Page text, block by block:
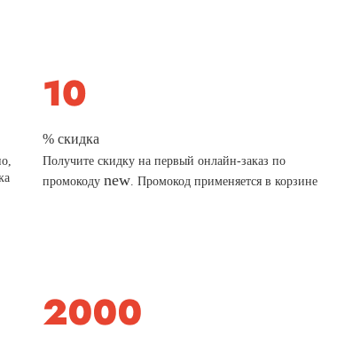
% скидка
Получите скидку на первый онлайн-заказ по
промокодуnew . Промокод применяется в корзине